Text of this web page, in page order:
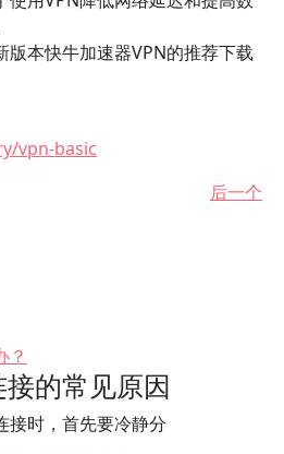
版本快牛加速器VPN的推荐下载
vpn-basic
后一个
？
的常见原因
接时，首先要冷静分